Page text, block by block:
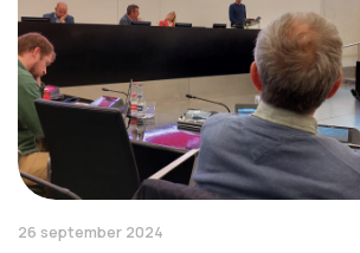
26 september 2024